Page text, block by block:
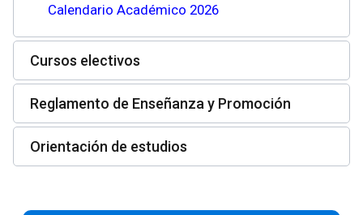
Calendario Académico 2026
Cursos electivos
Reglamento de Enseñanza y Promoción
Orientación de estudios